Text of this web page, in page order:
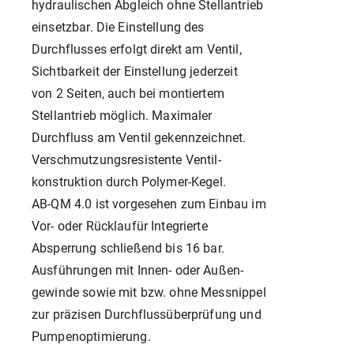
hydraulischen Abgleich ohne Stellantrieb
einsetzbar. Die Einstellung des
Durchflusses erfolgt direkt am Ventil,
Sichtbarkeit der Einstellung jederzeit
von 2 Seiten, auch bei montiertem
Stellantrieb möglich. Maximaler
Durchfluss am Ventil gekennzeichnet.
Verschmutzungsresistente Ventil-
konstruktion durch Polymer-Kegel.
AB-QM 4.0 ist vorgesehen zum Einbau im
Vor- oder Rücklaufür Integrierte
Absperrung schließend bis 16 bar.
Ausführungen mit Innen- oder Außen-
gewinde sowie mit bzw. ohne Messnippel
zur präzisen Durchflussüberprüfung und
Pumpenoptimierung.